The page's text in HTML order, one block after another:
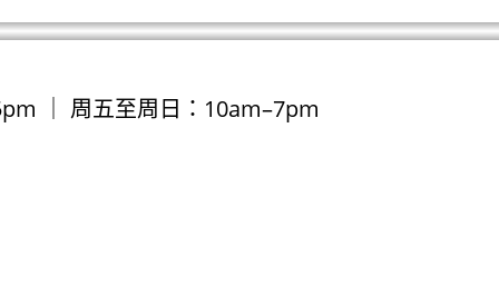
｜ 周五至周日：10am–7pm